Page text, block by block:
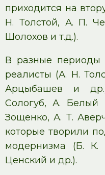
приходится на
Н. Толстой, А. П.
Шолохов и т.д.).
В разные периоды
реалисты (А. Н.
Арцыбашев и
Сологуб, А.
Зощенко, А. Т.
которые творили
модернизма (Б. К.
Ценский и др.).